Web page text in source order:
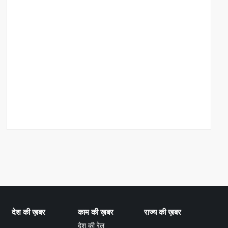
देश की ख़बर काम की ख़बर
देश की रेल
राज्य की ख़बर